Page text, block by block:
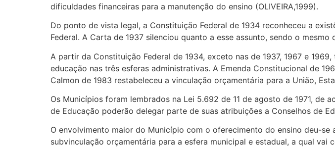
dificuldades financeiras para a manutenção do ensino (OLIVEIRA,1999).
Do ponto de vista legal, a Constituição Federal de 1934 reconheceu a
Federal. A Carta de 1937 silenciou quanto a esse assunto, sendo o
A partir da Constituição Federal de 1934, exceto nas de 1937, 1967 e
educação nas três esferas administrativas. A Emenda Constitucional de
Calmon de 1983 restabeleceu a vinculação orçamentária para a União,
Os Municípios foram lembrados na Lei 5.692 de 11 de agosto de 1971, de
de Educação poderão delegar parte de suas atribuições a Conselhos de
O envolvimento maior do Município com o oferecimento do ensino deu-
subvinculação orçamentária para a esfera municipal e estadual, a qual